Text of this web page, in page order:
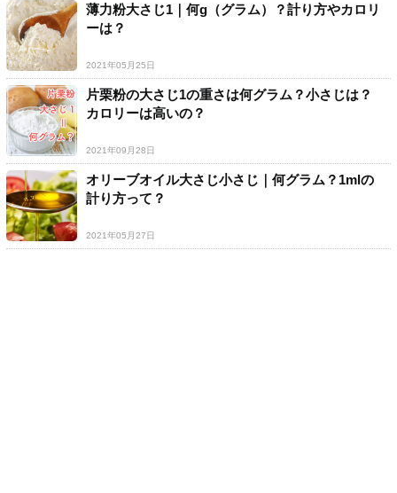
薄力粉大さじ1｜何g（グラム）？計り方やカロリ
ーは？
2021年05月25日
片栗粉の大さじ1の重さは何グラム？小さじは？
カロリーは高いの？
2021年09月28日
オリーブオイル大さじ小さじ｜何グラム？1mlの
計り方って？
2021年05月27日